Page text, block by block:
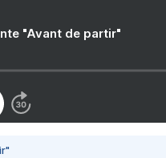
"Avant de partir"